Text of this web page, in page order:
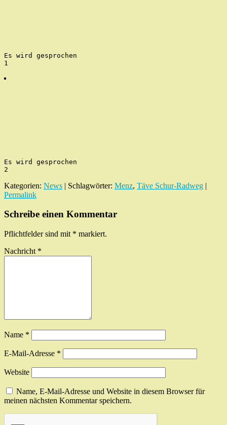
Es wird gesprochen
1
Es wird gesprochen
2
Kategorien: News | Schlagwörter: Menz, Täve Schur-Radweg |
Permalink
Schreibe einen Kommentar
Pflichtfelder sind mit * markiert.
Nachricht *
Name *
E-Mail-Adresse *
Website
Name, E-Mail-Adresse und Website in diesem Browser für
meinen nächsten Kommentar speichern.